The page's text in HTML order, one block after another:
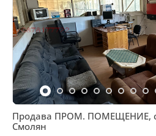
Продава ПРОМ. ПОМЕЩЕНИЕ, с.
Смолян